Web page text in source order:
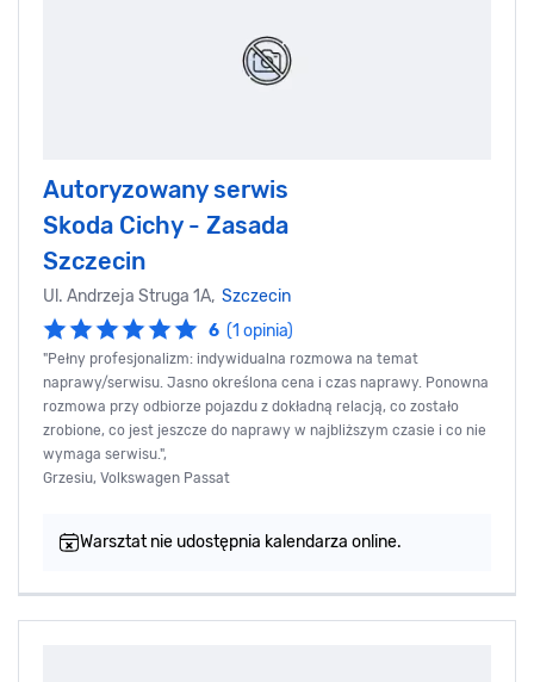
Autoryzowany serwis
Skoda Cichy - Zasada
Szczecin
Ul. Andrzeja Struga 1A, Szczecin
6 (1 opinia)
"Pełny profesjonalizm: indywidualna rozmowa na temat
naprawy/serwisu. Jasno określona cena i czas naprawy. Ponowna
rozmowa przy odbiorze pojazdu z dokładną relacją, co zostało
zrobione, co jest jeszcze do naprawy w najbliższym czasie i co nie
wymaga serwisu.",
Grzesiu, Volkswagen Passat
Warsztat nie udostępnia kalendarza online.